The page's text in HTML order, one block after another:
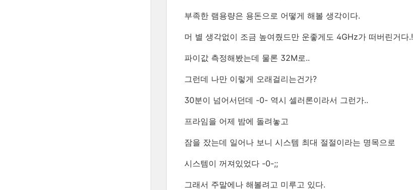
부족한 램용량은 용돈으로 어떻게 해볼 생각이다.
머 별 생각없이 조금 높여줬드만 운좋게도 4GHz가 떠버린거다.!
파이값 측정해봤는데 물론 32M로..
그런데 나만 이렇게 오래걸리는건가?
30분이 넘어서던데 -0- 역시 셀러론이라서 그런가..
프라임을 어제 밤에 돌려놓고
잠을 잤는데 일어나 보니 시스템 최대 절절이라는 명목으로
시스템이 꺼져있었다 -0-;;
그래서 주말에나 해볼려고 미루고 있다.